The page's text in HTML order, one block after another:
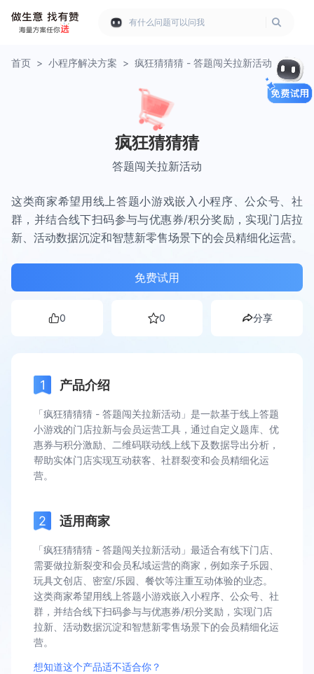
有什么问题可以问我
首页 > 小程序解决方案 > 疯狂猜猜猜 - 答题闯关拉新活动
疯狂猜猜猜
答题闯关拉新活动
这类商家希望用线上答题小游戏嵌入小程序、公众号、社
群，并结合线下扫码参与与优惠券/积分奖励，实现门店拉
新、活动数据沉淀和智慧新零售场景下的会员精细化运营。
免费试用
0 0 分享
产品介绍
「疯狂猜猜猜 - 答题闯关拉新活动」是一款基于线上答题
小游戏的门店拉新与会员运营工具，通过自定义题库、优
惠券与积分激励、二维码联动线上线下及数据导出分析，
帮助实体门店实现互动获客、社群裂变和会员精细化运
营。
适用商家
「疯狂猜猜猜 - 答题闯关拉新活动」最适合有线下门店、
需要做拉新裂变和会员私域运营的商家，例如亲子乐园、
玩具文创店、密室/乐园、餐饮等注重互动体验的业态。
这类商家希望用线上答题小游戏嵌入小程序、公众号、社
群，并结合线下扫码参与与优惠券/积分奖励，实现门店
拉新、活动数据沉淀和智慧新零售场景下的会员精细化运
营。
想知道这个产品适不适合你？